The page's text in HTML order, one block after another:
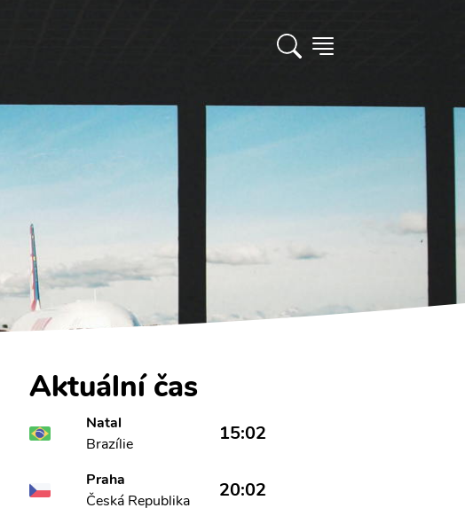
Aktuální čas
Natal
Brazílie
15:02
Praha
Česká Republika
20:02